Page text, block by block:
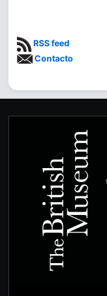
RSS feed
Contacto